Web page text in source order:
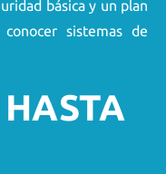
básica y un plan
sistemas de